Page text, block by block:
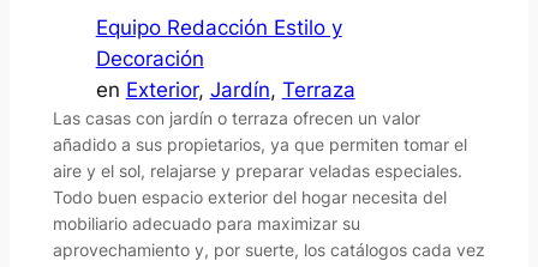
Equipo Redacción Estilo y
Decoración
en Exterior, Jardín, Terraza
Las casas con jardín o terraza ofrecen un valor
añadido a sus propietarios, ya que permiten tomar el
aire y el sol, relajarse y preparar veladas especiales.
Todo buen espacio exterior del hogar necesita del
mobiliario adecuado para maximizar su
aprovechamiento y, por suerte, los catálogos cada vez